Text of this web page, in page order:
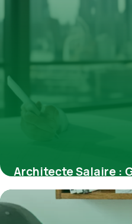
Architecte Salaire :
6 avril 2026